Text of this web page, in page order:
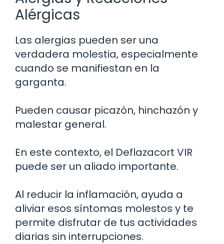
Alérgicas
Las alergias pueden ser una
verdadera molestia, especialmente
cuando se manifiestan en la
garganta.
Pueden causar picazón, hinchazón y
malestar general.
En este contexto, el Deflazacort VIR
puede ser un aliado importante.
Al reducir la inflamación, ayuda a
aliviar esos síntomas molestos y te
permite disfrutar de tus actividades
diarias sin interrupciones.